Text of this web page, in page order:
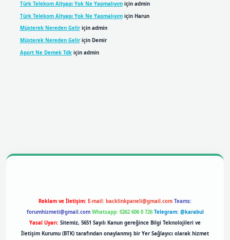
Türk Telekom Altyapı Yok Ne Yapmalıyımiçin admin
Türk Telekom Altyapı Yok Ne Yapmalıyımiçin Harun
Müşterek Nereden Geliriçin admin
Müşterek Nereden Geliriçin Demir
Aport Ne Demek Tdkiçin admin
Reklam ve İletişim: E-mail: backlinkpaneli@gmail.com Teams:
forumhizmeti@gmail.com Whatsapp: 0262 606 0 726 Telegram: @karabul
Yasal Uyarı: Sitemiz, 5651 Sayılı Kanun gereğince Bilgi Teknolojileri ve
İletişim Kurumu (BTK) tarafından onaylanmış bir Yer Sağlayıcı olarak hizmet